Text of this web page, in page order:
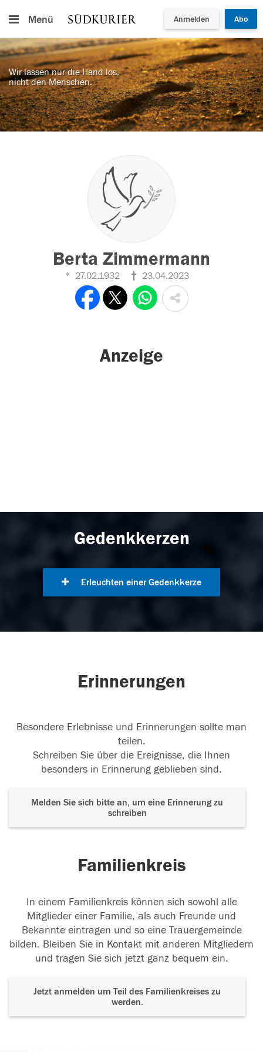
Menü Anmelden Abo
Wir lassen nur die Hand los,
nicht den Menschen.
Berta Zimmermann
27.02.1932 23.04.2023
Anzeige
Gedenkkerzen
Erleuchten einer Gedenkkerze
Erinnerungen
Besondere Erlebnisse und Erinnerungen sollte man
teilen.
Schreiben Sie über die Ereignisse, die Ihnen
besonders in Erinnerung geblieben sind.
Melden Sie sich bitte an, um eine Erinnerung zu
schreiben
Familienkreis
In einem Familienkreis können sich sowohl alle
Mitglieder einer Familie, als auch Freunde und
Bekannte eintragen und so eine Trauergemeinde
bilden. Bleiben Sie in Kontakt mit anderen Mitgliedern
und tragen Sie sich jetzt ganz bequem ein.
Jetzt anmelden um Teil des Familienkreises zu
werden.